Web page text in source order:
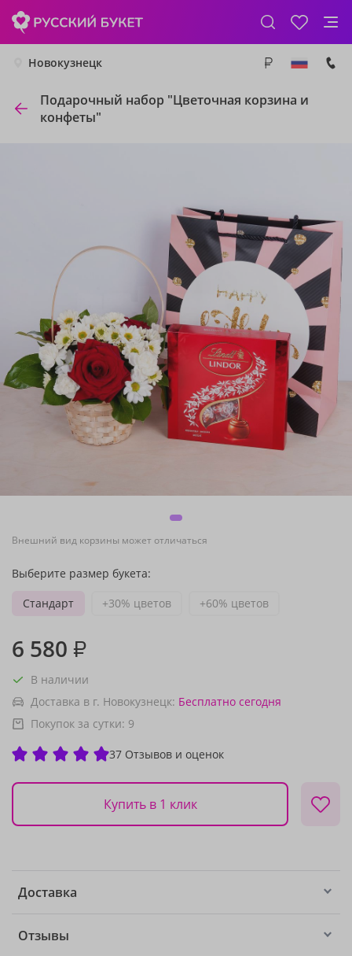
Новокузнецк
Подарочный набор "Цветочная корзина и
конфеты"
Внешний вид корзины может отличаться
Выберите размер букета:
Стандарт
+30% цветов +60% цветов
6 580 ₽
В наличии
Доставка в г. Новокузнецк: Бесплатно сегодня
Покупок за сутки: 9
37 Отзывов и оценок
Купить в 1 клик
Доставка
Отзывы